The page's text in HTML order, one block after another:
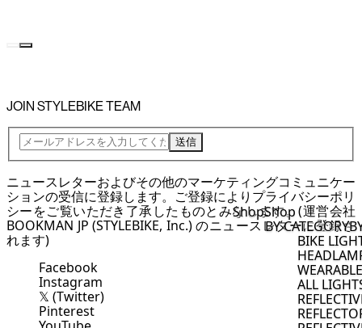
ShopShop
BY CATEGORY
BIKE
ALL
Previous Page
Next Page
JOIN STYLEBIKE TEAM
送信
ニュースレターおよびその他のマーケティングコミュニケー
ションの受信に登録します。ご登録により プライバシーポリ
シーをご覧いただき了承したものとみなします。(運営会社
BOOKMAN JP (STYLEBIKE, Inc.) のニュースレターに登録さ
れます)
Facebook
Instagram
𝕏 (Twitter)
Pinterest